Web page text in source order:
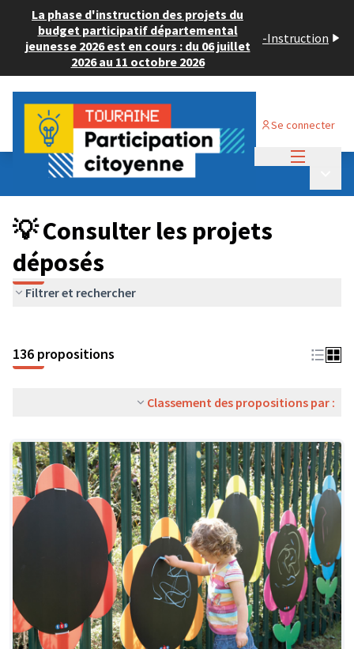
La phase d'instruction des projets du
budget participatif départemental
jeunesse 2026 est en cours : du 06 juillet
2026 au 11 octobre 2026
-Instruction
Se connecter
Budget Participatif JEUNESSE 2024
💡 Consulter les projets déposés
💡 Consulter les projets
déposés
Filtrer et rechercher
136 propositions
Classement des propositions par :